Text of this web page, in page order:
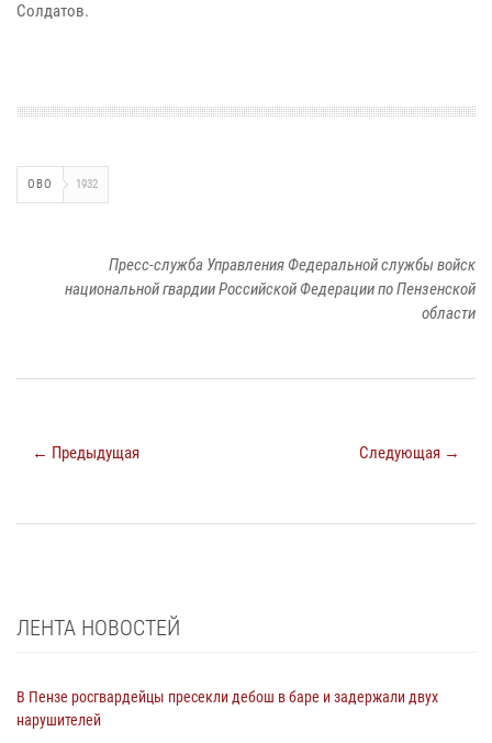
Солдатов.
ОВО 1932
Пресс-служба Управления Федеральной службы войск
национальной гвардии Российской Федерации по Пензенской
области
← Предыдущая Следующая →
ЛЕНТА НОВОСТЕЙ
В Пензе росгвардейцы пресекли дебош в баре и задержали двух
нарушителей